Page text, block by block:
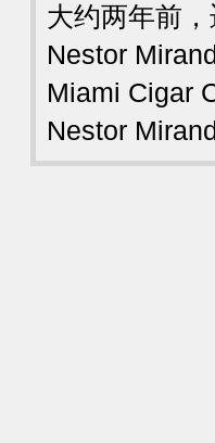
大约两年前
Nestor
Miami Cigar
Nestor